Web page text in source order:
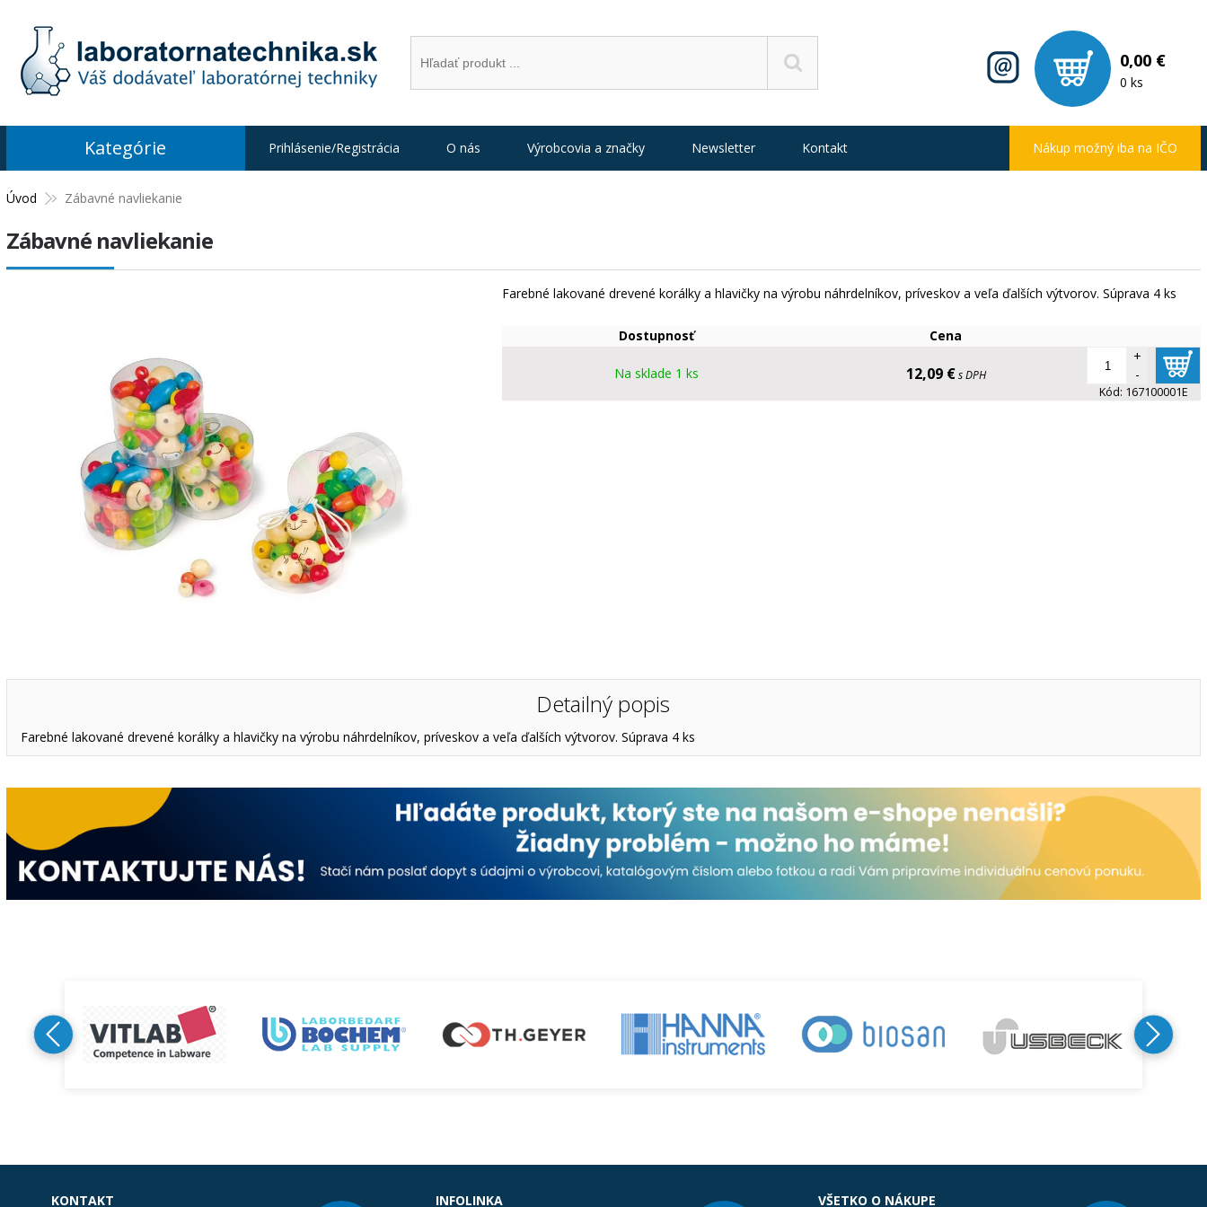
0,00 €
0 ks
Úvod Zábavné navliekanie
Zábavné navliekanie
Farebné lakované drevené korálky a hlavičky na výrobu náhrdelníkov, príveskov a veľa ďalších výtvorov. Súprava 4 ks
Dostupnosť Cena
Na sklade 1 ks 12,09 € s DPH
+
-
Kód: 167100001E
Detailný popis
Farebné lakované drevené korálky a hlavičky na výrobu náhrdelníkov, príveskov a veľa ďalších výtvorov. Súprava 4 ks
Kategórie Prihlásenie/Registrácia O nás Výrobcovia a značky Newsletter Kontakt Nákup možný iba na IČO
KONTAKT INFOLINKA VŠETKO O NÁKUPE